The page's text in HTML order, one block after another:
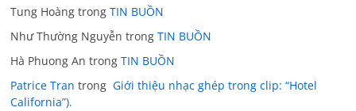
Tung Hoàng trongTIN BUỒN
Như Thường Nguyễn trongTIN BUỒN
Hà Phuong An trongTIN BUỒN
Patrice Tran trong Giới thiệu nhạc ghép trong clip: “Hotel
California”).